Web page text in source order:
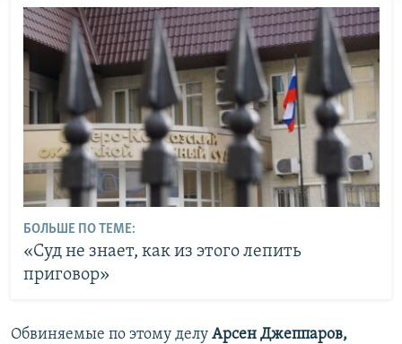
БОЛЬШЕ ПО ТЕМЕ:
«Суд не знает, как из этого лепить
приговор»
Обвиняемые по этому делу Арсен Джеппаров,